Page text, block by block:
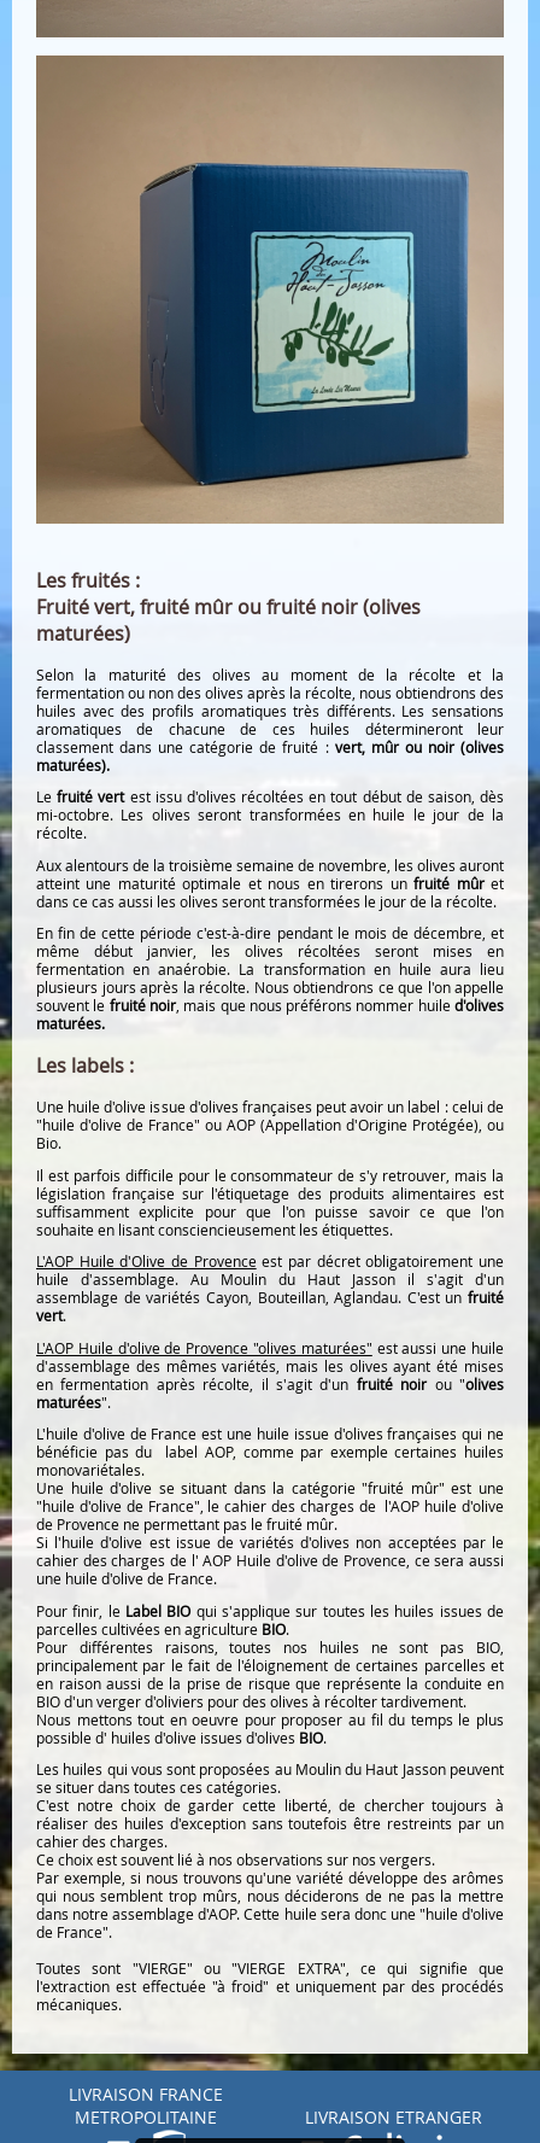
Les fruités :
Fruité vert, fruité mûr ou fruité noir (olives
maturées)
Selon la maturité des olives au moment de la récolte et la
fermentation ou non des olives après la récolte, nous obtiendrons des
huiles avec des profils aromatiques très différents. Les sensations
aromatiques de chacune de ces huiles détermineront leur
classement dans une catégorie de fruité : vert, mûr ou noir (olives
maturées).
Lefruité vertest issu d'olives récoltées en tout début de saison, dès
mi-octobre. Les olives seront transformées en huile le jour de la
récolte.
Aux alentours de la troisième semaine de novembre, les olives auront
atteint une maturité optimale et nous en tirerons unfruité mûret
dans ce cas aussi les olives seront transformées le jour de la récolte.
En fin de cette période c'est-à-dire pendant le mois de décembre, et
même début janvier, les olives récoltées seront mises en
fermentation en anaérobie. La transformation en huile aura lieu
plusieurs jours après la récolte. Nous obtiendrons ce que l'on appelle
souvent le fruité noir, mais que nous préférons nommer huiled'olives
maturées.
Les labels :
Une huile d'olive issue d'olives françaises peut avoir un label : celui de
"huile d'olive de France" ou AOP (Appellation d'Origine Protégée), ou
Bio.
Il est parfois difficile pour le consommateur de s'y retrouver, mais la
législation française sur l'étiquetage des produits alimentaires est
suffisamment explicite pour que l'on puisse savoir ce que l'on
souhaite en lisant consciencieusement les étiquettes.
L'AOP Huile d'Olive de Provenceest par décret obligatoirement une
huile d'assemblage. Au Moulin du Haut Jasson il s'agit d'un
assemblage de variétés Cayon, Bouteillan, Aglandau. C'est un fruité
vert.
L'AOP Huile d'olive de Provence "olives maturées" est aussi une huile
d'assemblage des mêmes variétés, mais les olives ayant été mises
en fermentation après récolte, il s'agit d'un fruité noirou "olives
maturées".
L'huile d'olive de France est une huile issue d'olives françaises qui ne
bénéficie pas du label AOP, comme par exemple certaines huiles
monovariétales.
Une huile d'olive se situant dans la catégorie "fruité mûr" est une
"huile d'olive de France", le cahier des charges de l'AOP huile d'olive
de Provence ne permettant pas le fruité mûr.
Si l'huile d'olive est issue de variétés d'olives non acceptées par le
cahier des charges de l' AOP Huile d'olive de Provence, ce sera aussi
une huile d'olive de France.
Pour finir, le Label BIO qui s'applique sur toutes les huiles issues de
parcelles cultivées en agriculture BIO.
Pour différentes raisons, toutes nos huiles ne sont pas BIO,
principalement par le fait de l'éloignement de certaines parcelles et
en raison aussi de la prise de risque que représente la conduite en
BIO d'un verger d'oliviers pour des olives à récolter tardivement.
Nous mettons tout en oeuvre pour proposer au fil du temps le plus
possible d' huiles d'olive issues d'olives BIO.
Les huiles qui vous sont proposées au Moulin du Haut Jasson peuvent
se situer dans toutes ces catégories.
C'est notre choix de garder cette liberté, de chercher toujours à
réaliser des huiles d'exception sans toutefois être restreints par un
cahier des charges.
Ce choix est souvent lié à nos observations sur nos vergers.
Par exemple, si nous trouvons qu'une variété développe des arômes
qui nous semblent trop mûrs, nous déciderons de ne pas la mettre
dans notre assemblage d'AOP. Cette huile sera donc une "huile d'olive
de France".
Toutes sont "VIERGE" ou "VIERGE EXTRA", ce qui signifie que
l'extraction est effectuée "à froid" et uniquement par des procédés
mécaniques.
LIVRAISON FRANCE
METROPOLITAINE
LIVRAISON ETRANGER